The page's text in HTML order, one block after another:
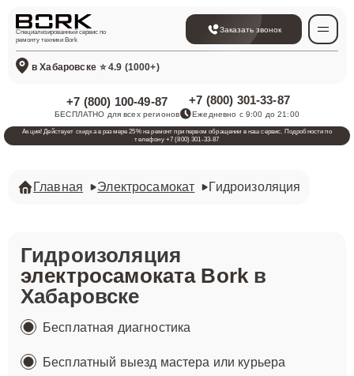
Специализированный сервис по
ремонту техники Bork
Заказать звонок
в Хабаровске ⭐ 4.9 (1000+)
+7 (800) 100-49-87
БЕСПЛАТНО для всех регионов
+7 (800) 301-33-87
Ежедневно с 9:00 до 21:00
Акция! Действует скидка в размере 25% на ремонт при первом обращении в наш сервис. Подробности по
телефону +7 (800) 301-33-87
Главная Электросамокат Гидроизоляция
Гидроизоляция
электросамоката Borkв
Хабаровске
Бесплатная диагностика
Бесплатный выезд мастера или курьера